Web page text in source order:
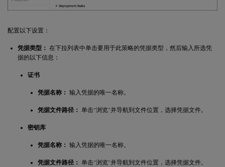
配置以下设置：
凭据类型： 在下拉列表中单击要用于此策略的凭据类型，然后输入所选凭
据的以下信息：
证书
凭据名称： 输入凭据的唯一名称。
凭据文件路径： 单击“浏览”并导航到文件位置，选择凭据文件。
密钥库
凭据名称： 输入凭据的唯一名称。
凭据文件路径： 单击“浏览”并导航到文件位置，选择凭据文件。